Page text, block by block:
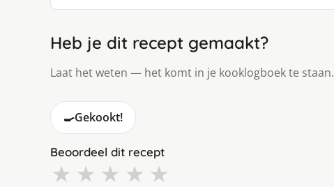
Heb je dit recept gemaakt?
Laat het weten — het komt in je kooklogboek te staan.
🍳Gekookt!
Beoordeel dit recept
★ ★ ★ ★ ★